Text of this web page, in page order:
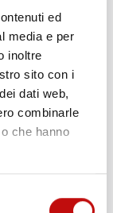
ed
media e per
inoltre
sito con i
dati web,
combinarle
che hanno
gli
stato.
gli
di